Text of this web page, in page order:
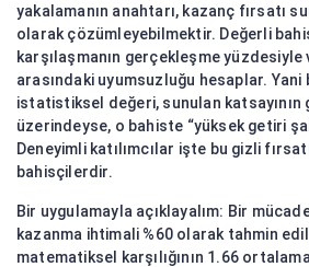
yakalamanın anahtarı, kazanç fırsatı
olarak çözümleyebilmektir. Değerli
karşılaşmanın gerçekleşme yüzdesiyle
arasındaki uyumsuzluğu hesaplar. Yani
istatistiksel değeri, sunulan
üzerindeyse, o bahiste “yüksek getiri
Deneyimli katılımcılar işte bu gizli
bahisçilerdir.
Bir uygulamayla açıklayalım: Bir
kazanma ihtimali %60 olarak tahmin
matematiksel karşılığının 1.66